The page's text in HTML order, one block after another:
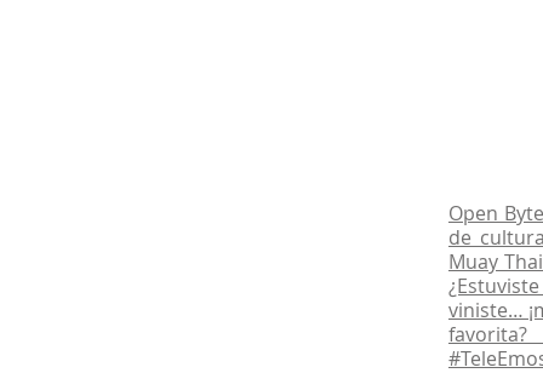
Open
de
Muay
viniste…
favorita?